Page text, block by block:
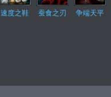
速度之鞋 蚕食之刃 争端天平